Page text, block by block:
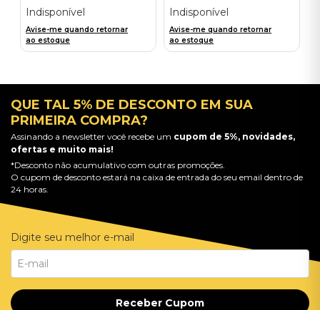
Indisponível
Avise-me quando retornar
ao estoque
Indisponível
Avise-me quando retornar
ao estoque
QUE TAL 5% DE DESCONTO EM SUA
PRIMEIRA COMPRA?
Assinando a newsletter você recebe um cupom de 5%, novidades,
ofertas e muito mais!
*Desconto não acumulativo com outras promoções.
O cupom de desconto estará na caixa de entrada do seu email dentro de
24 horas.
Digite seu melhor e-mail
Receber Cupom